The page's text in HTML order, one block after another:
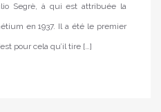
Segrè, à qui est attribuée la
en 1937. Il a été le premier
pour cela qu’il tire […]